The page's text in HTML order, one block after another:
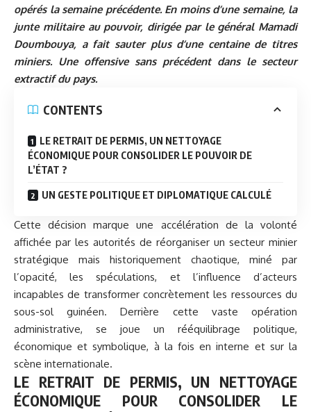
opérés la semaine précédente. En moins d’une semaine, la
junte militaire au pouvoir, dirigée par le général Mamadi
Doumbouya, a fait sauter plus d’une centaine de titres
miniers. Une offensive sans précédent dans le secteur
extractif du pays.
CONTENTS
LE RETRAIT DE PERMIS, UN NETTOYAGE
ÉCONOMIQUE POUR CONSOLIDER LE POUVOIR DE
L’ÉTAT ?
UN GESTE POLITIQUE ET DIPLOMATIQUE CALCULÉ
Cette décision marque une accélération de la volonté
affichée par les autorités de réorganiser un secteur minier
stratégique mais historiquement chaotique, miné par
l’opacité, les spéculations, et l’influence d’acteurs
incapables de transformer concrètement les ressources du
sous-sol guinéen. Derrière cette vaste opération
administrative, se joue un rééquilibrage politique,
économique et symbolique, à la fois en interne et sur la
scène internationale.
LE RETRAIT DE PERMIS, UN NETTOYAGE
ÉCONOMIQUE POUR CONSOLIDER LE